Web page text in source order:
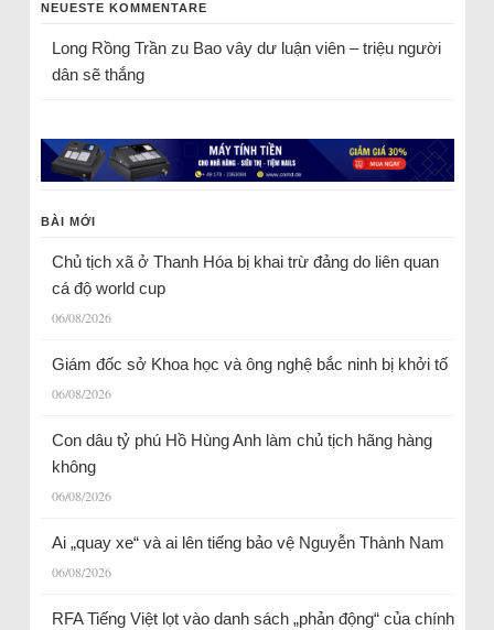
NEUESTE KOMMENTARE
Long Rồng Trầnzu Bao vây dư luận viên – triệu người
dân sẽ thắng
BÀI MỚI
Chủ tịch xã ở Thanh Hóa bị khai trừ đảng do liên quan
cá độ world cup
06/08/2026
Giám đốc sở Khoa học và ông nghệ bắc ninh bị khởi tố
06/08/2026
Con dâu tỷ phú Hồ Hùng Anh làm chủ tịch hãng hàng
không
06/08/2026
Ai „quay xe“ và ai lên tiếng bảo vệ Nguyễn Thành Nam
06/08/2026
RFA Tiếng Việt lọt vào danh sách „phản động“ của chính